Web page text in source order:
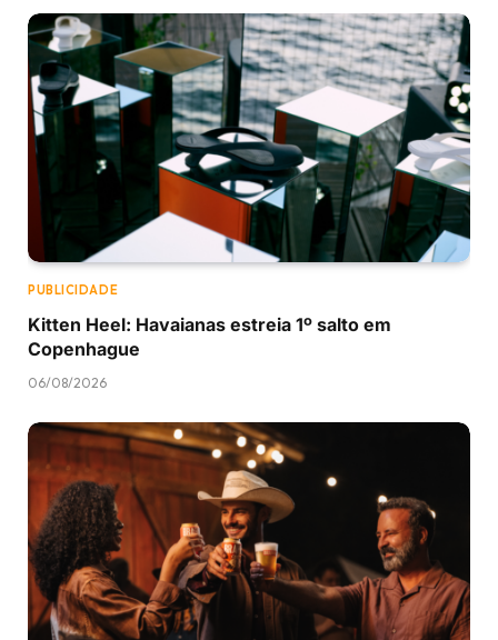
PUBLICIDADE
Kitten Heel: Havaianas estreia 1º salto em
Copenhague
06/08/2026